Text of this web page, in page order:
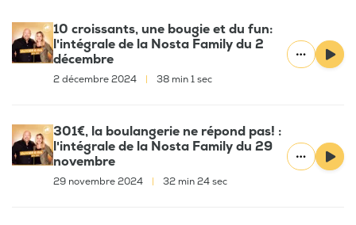
10 croissants, une bougie et du fun:
l'intégrale de la Nosta Family du 2
décembre
2 décembre 2024 38 min 1 sec
301€, la boulangerie ne répond pas! :
l'intégrale de la Nosta Family du 29
novembre
29 novembre 2024 32 min 24 sec